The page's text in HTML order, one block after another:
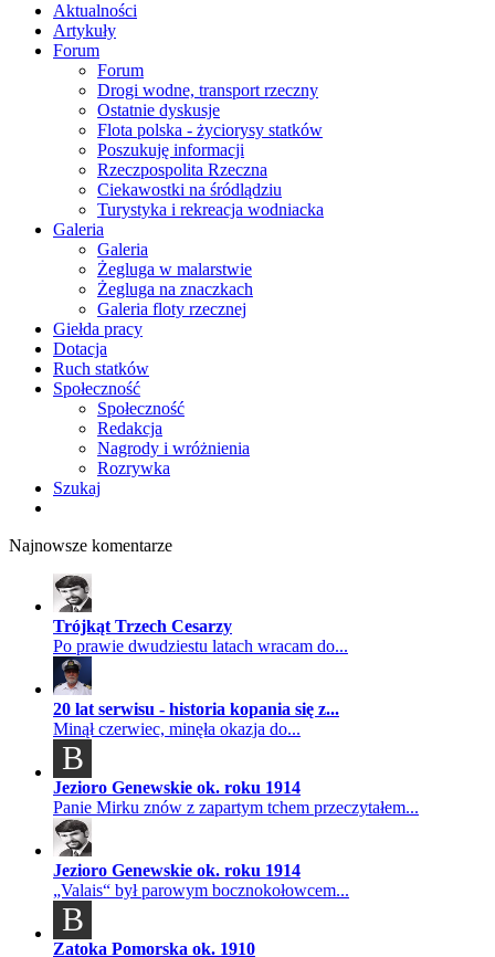
Aktualności
Artykuły
Forum
Forum
Drogi wodne, transport rzeczny
Ostatnie dyskusje
Flota polska - życiorysy statków
Poszukuję informacji
Rzeczpospolita Rzeczna
Ciekawostki na śródlądziu
Turystyka i rekreacja wodniacka
Galeria
Galeria
Żegluga w malarstwie
Żegluga na znaczkach
Galeria floty rzecznej
Giełda pracy
Dotacja
Ruch statków
Społeczność
Społeczność
Redakcja
Nagrody i wróżnienia
Rozrywka
Szukaj
Najnowsze komentarze
Trójkąt Trzech Cesarzy
Po prawie dwudziestu latach wracam do...
20 lat serwisu - historia kopania się z...
Minął czerwiec, minęła okazja do...
B
Jezioro Genewskie ok. roku 1914
Panie Mirku znów z zapartym tchem przeczytałem...
Jezioro Genewskie ok. roku 1914
„Valais“ był parowym bocznokołowcem...
B
Zatoka Pomorska ok. 1910